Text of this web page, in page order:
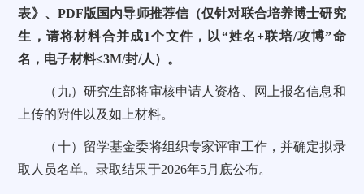
表》、PDF版国内导师推荐信（仅针对联合培养博士研究
生，请将材料合并成1个文件，以“姓名+联培/攻博”命
名，电子材料≤3M/封/人）。
（九）研究生部将审核申请人资格、网上报名信息和
上传的附件以及如上材料。
（十）留学基金委将组织专家评审工作，并确定拟录
取人员名单。录取结果于2026年5月底公布。